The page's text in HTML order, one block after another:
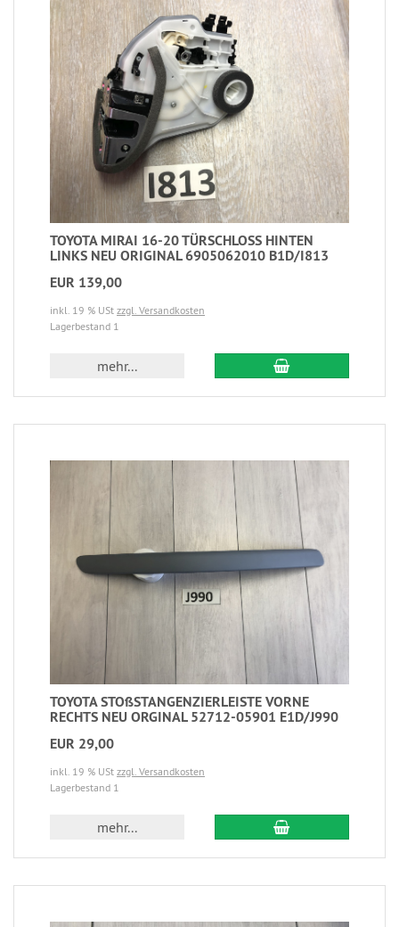
TOYOTA MIRAI 16-20 TÜRSCHLOSS HINTEN
LINKS NEU ORIGINAL 6905062010 B1D/I813
EUR 139,00
inkl. 19 % USt zzgl. Versandkosten
Lagerbestand 1
mehr...
TOYOTA STOßSTANGENZIERLEISTE VORNE
RECHTS NEU ORGINAL 52712-05901 E1D/J990
EUR 29,00
inkl. 19 % USt zzgl. Versandkosten
Lagerbestand 1
mehr...